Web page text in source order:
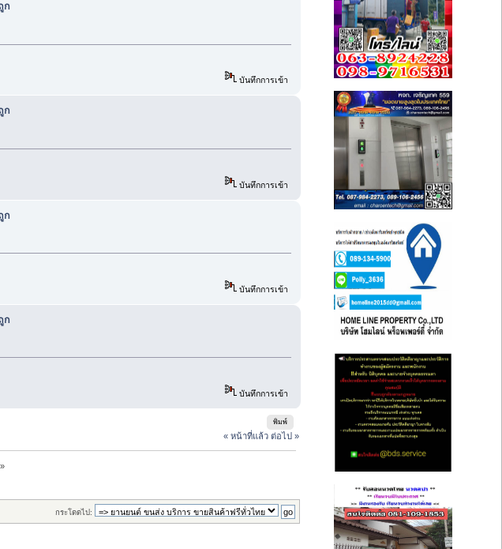
ก
บันทึกการเข้า
ก
บันทึกการเข้า
ก
บันทึกการเข้า
ก
บันทึกการเข้า
พิมพ์
« หน้าที่แล้ว ต่อไป »
กระโดดไป: